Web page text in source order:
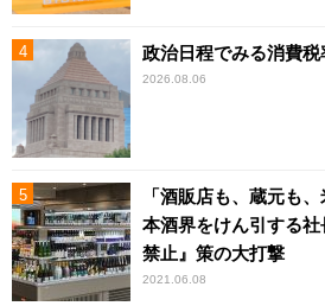
政治日程でみる消費
2026.08.06
「酒販店も、蔵元も
本酒界をけん引する
禁止』策の大打撃
2021.06.08